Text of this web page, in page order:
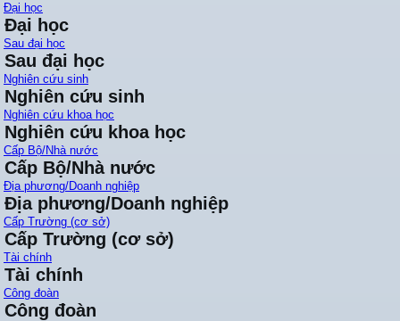
Đại học
Đại học
Sau đại học
Sau đại học
Nghiên cứu sinh
Nghiên cứu sinh
Nghiên cứu khoa học
Nghiên cứu khoa học
Cấp Bộ/Nhà nước
Cấp Bộ/Nhà nước
Địa phương/Doanh nghiệp
Địa phương/Doanh nghiệp
Cấp Trường (cơ sở)
Cấp Trường (cơ sở)
Tài chính
Tài chính
Công đoàn
Công đoàn